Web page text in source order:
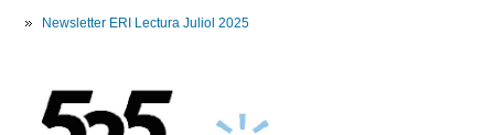
Newsletter ERI Lectura Juliol 2025